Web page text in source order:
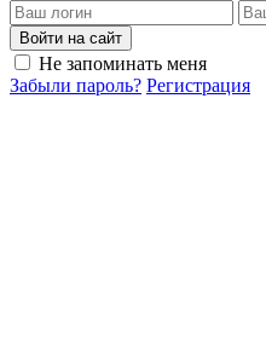
Войти на сайт
Не запоминать меня
Забыли пароль? Регистрация